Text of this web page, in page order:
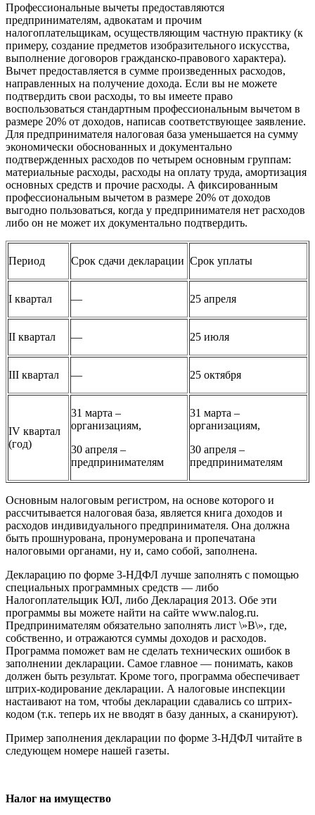
Профессиональные вычеты предоставляются
предпринимателям, адвокатам и прочим
налогоплательщикам, осуществляющим частную практику (к
примеру, создание предметов изобразительного искусства,
выполнение договоров гражданско-правового характера).
Вычет предоставляется в сумме произведенных расходов,
направленных на получение дохода. Если вы не можете
подтвердить свои расходы, то вы имеете право
воспользоваться стандартным профессиональным вычетом в
размере 20% от доходов, написав соответствующее заявление.
Для предпринимателя налоговая база уменьшается на сумму
экономически обоснованных и документально
подтвержденных расходов по четырем основным группам:
материальные расходы, расходы на оплату труда, амортизация
основных средств и прочие расходы. А фиксированным
профессиональным вычетом в размере 20% от доходов
выгодно пользоваться, когда у предпринимателя нет расходов
либо он не может их документально подтвердить.
Период Срок сдачи декларации Срок уплаты
I квартал — 25 апреля
II квартал — 25 июля
III квартал — 25 октября
IV квартал
(год)
31 марта –
организациям,
30 апреля –
предпринимателям
31 марта –
организациям,
30 апреля –
предпринимателям
Основным налоговым регистром, на основе которого и
рассчитывается налоговая база, является книга доходов и
расходов индивидуального предпринимателя. Она должна
быть прошнурована, пронумерована и пропечатана
налоговыми органами, ну и, само собой, заполнена.
Декларацию по форме 3-НДФЛ лучше заполнять с помощью
специальных программных средств — либо
Налогоплательщик ЮЛ, либо Декларация 2013. Обе эти
программы вы можете найти на сайте www.nalog.ru.
Предпринимателям обязательно заполнять лист \»В\», где,
собственно, и отражаются суммы доходов и расходов.
Программа поможет вам не сделать технических ошибок в
заполнении декларации. Самое главное — понимать, каков
должен быть результат. Кроме того, программа обеспечивает
штрих-кодирование декларации. А налоговые инспекции
настаивают на том, чтобы декларации сдавались со штрих-
кодом (т.к. теперь их не вводят в базу данных, а сканируют).
Пример заполнения декларации по форме 3-НДФЛ читайте в
следующем номере нашей газеты.
Налог на имущество